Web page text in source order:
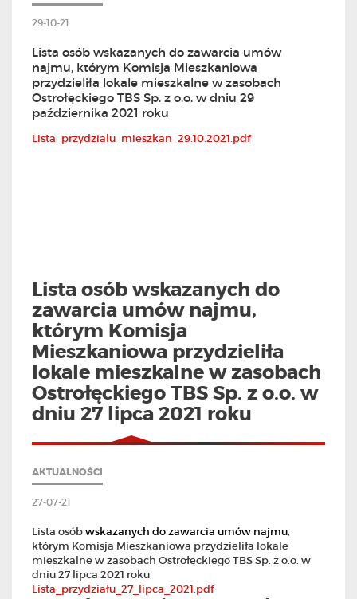
29-10-21
Lista osób wskazanych do zawarcia umów
najmu, którym Komisja Mieszkaniowa
przydzieliła lokale mieszkalne w zasobach
Ostrołęckiego TBS Sp. z o.o. w dniu 29
października 2021 roku
Lista_przydzialu_mieszkan_29.10.2021.pdf
Lista osób wskazanych do
zawarcia umów najmu,
którym Komisja
Mieszkaniowa przydzieliła
lokale mieszkalne w zasobach
Ostrołęckiego TBS Sp. z o.o. w
dniu 27 lipca 2021 roku
AKTUALNOŚCI
27-07-21
Lista osóbwskazanych do zawarcia umów najmu,
którym Komisja Mieszkaniowa przydzieliła lokale
mieszkalne w zasobach Ostrołęckiego TBS Sp. z o.o. w
dniu 27 lipca 2021 roku
Lista_przydziału_27_lipca_2021.pdf